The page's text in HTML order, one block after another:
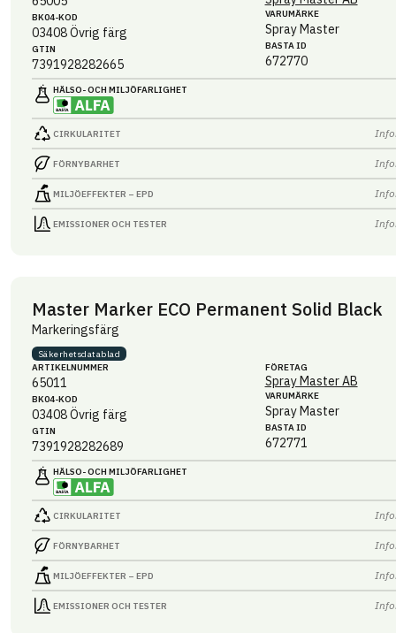
BK04-KOD
03408Övrig färg
GTIN
7391928282665
VARUMÄRKE
Spray Master
BASTA ID
672770
HÄLSO- OCH MILJÖ­FARLIGHET
CIRKULARITET
FÖRNYBARHET
MILJÖEFFEKTER – EPD
EMISSIONER OCH TESTER
Master Marker ECO Permanent Solid Black
Markeringsfärg
Säkerhets­datablad
ARTIKEL­NUMMER
65011
BK04-KOD
03408Övrig färg
GTIN
7391928282689
FÖRETAG
Spray Master AB
VARUMÄRKE
Spray Master
BASTA ID
672771
HÄLSO- OCH MILJÖ­FARLIGHET
CIRKULARITET
FÖRNYBARHET
MILJÖEFFEKTER – EPD
EMISSIONER OCH TESTER